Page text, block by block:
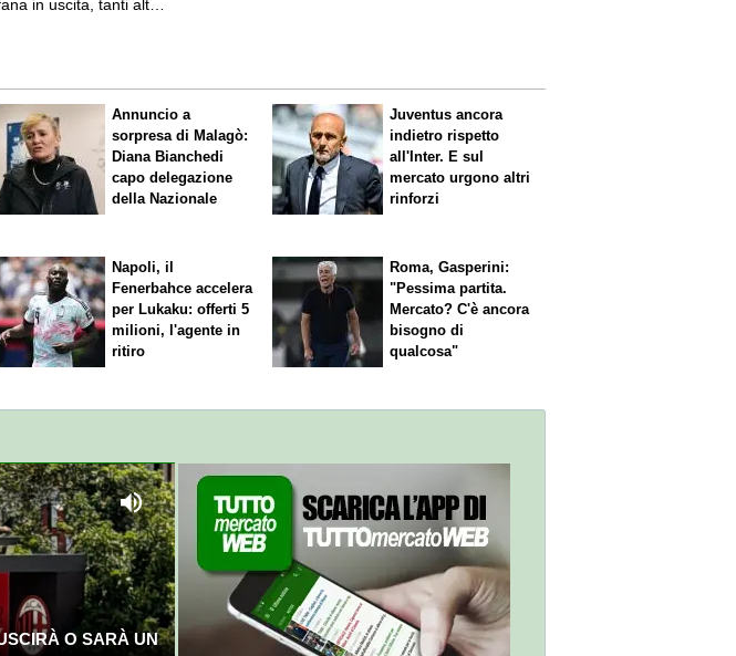
in uscita, tanti altri
Annuncio a
sorpresa di Malagò:
Diana Bianchedi
capo delegazione
della Nazionale
Juventus ancora
indietro rispetto
all'Inter. E sul
mercato urgono altri
rinforzi
Napoli, il
Fenerbahce accelera
per Lukaku: offerti 5
milioni, l'agente in
ritiro
Roma, Gasperini:
"Pessima partita.
Mercato? C'è ancora
bisogno di
qualcosa"
O SARÀ UN